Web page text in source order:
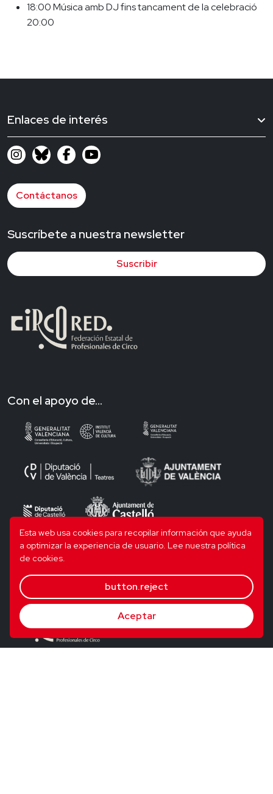
Esta web usa cookies para recopilar información que ayuda
a optimizar la experiencia de usuario. Lee nuestra política
de cookies.
button.reject
Aceptar
18:00 Música amb DJ fins tancament de la celebració
20:00
Enlaces de interés
Contáctanos
Suscríbete a nuestra newsletter
Suscribir
Con el apoyo de...